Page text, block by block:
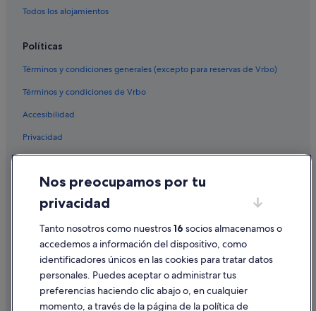
Todos los alojamientos
Políticas
Términos y condiciones generales (excepto para reservas de Vrbo)
Términos y condiciones de Vrbo
Accesibilidad
Privacidad
Condiciones de uso
Información legal/contacto
Pautas sobre el contenido y cómo denunciar contenido
Ayuda
Cancelar un vuelo
Nos preocupamos por tu
privacidad
Tanto nosotros como nuestros16 socios almacenamos o
accedemos a información del dispositivo, como
identificadores únicos en las cookies para tratar datos
personales. Puedes aceptar o administrar tus
preferencias haciendo clic abajo o, en cualquier
momento, a través de la página de la política de